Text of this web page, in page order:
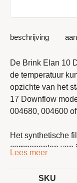
beschrijving
De Brink Elan 10
de temperatuur
opzichte van het
17 Downflow
004680, 004600
Het synthetische
componenten van
SKU